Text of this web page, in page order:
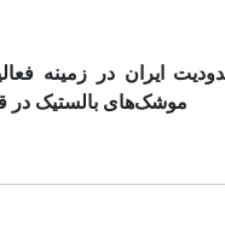
ایران در زمینه
موشک‌های بالستیک در